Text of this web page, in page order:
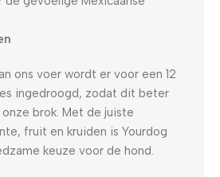
ons voer wordt er voor een 12
ingedroogd, zodat dit beter
brok. Met de juiste
fruit en kruiden is Yourdog
keuze voor de hond.